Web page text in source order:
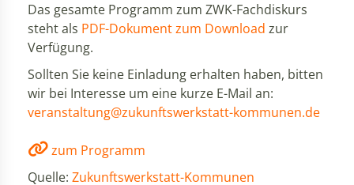
Das gesamte Programm zum ZWK-Fachdiskurs
steht als PDF-Dokument zum Download zur
Verfügung.
Sollten Sie keine Einladung erhalten haben, bitten
wir bei Interesse um eine kurze E-Mail an:
veranstaltung@zukunftswerkstatt-kommunen.de
zum Programm
Quelle: Zukunftswerkstatt-Kommunen